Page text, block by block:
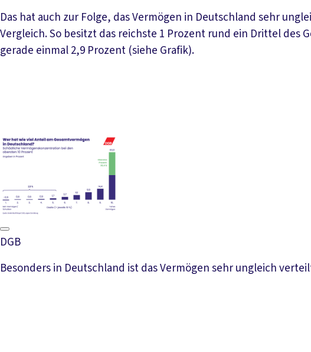
Das hat auch zur Folge, das Vermögen in Deutschland sehr
Vergleich. So besitzt das reichste 1 Prozent rund ein Drittel des
gerade einmal 2,9 Prozent (siehe Grafik).
DGB
Besonders in Deutschland ist das Vermögen sehr ungleich